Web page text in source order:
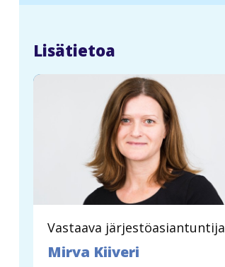
n
Lisätietoa
Vastaava järjestöasiantuntija
Mirva Kiiveri